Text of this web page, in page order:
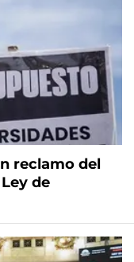
reclamo del
de